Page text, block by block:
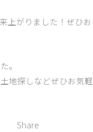
上がりました！ぜひお
。
地探しなどぜひお気軽
Share